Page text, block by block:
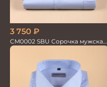
3 750 ₽
CM0002 SBU Сорочка мужская
голубая